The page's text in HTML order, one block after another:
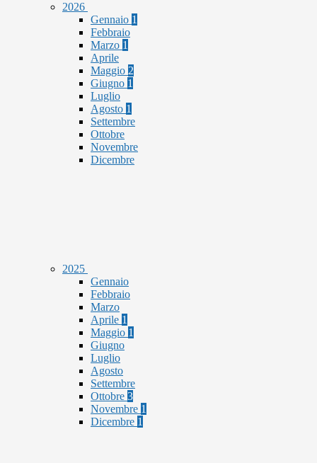
2026
Gennaio 1
Febbraio
Marzo 1
Aprile
Maggio 2
Giugno 1
Luglio
Agosto 1
Settembre
Ottobre
Novembre
Dicembre
2025
Gennaio
Febbraio
Marzo
Aprile 1
Maggio 1
Giugno
Luglio
Agosto
Settembre
Ottobre 3
Novembre 1
Dicembre 1